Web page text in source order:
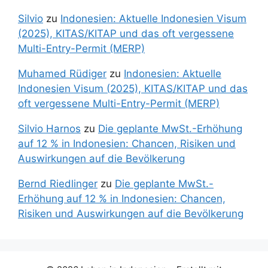
Silvio zu Indonesien: Aktuelle Indonesien Visum
(2025), KITAS/KITAP und das oft vergessene
Multi-Entry-Permit (MERP)
Muhamed Rüdiger zu Indonesien: Aktuelle
Indonesien Visum (2025), KITAS/KITAP und das
oft vergessene Multi-Entry-Permit (MERP)
Silvio Harnos zu Die geplante MwSt.-Erhöhung
auf 12 % in Indonesien: Chancen, Risiken und
Auswirkungen auf die Bevölkerung
Bernd Riedlinger zu Die geplante MwSt.-
Erhöhung auf 12 % in Indonesien: Chancen,
Risiken und Auswirkungen auf die Bevölkerung